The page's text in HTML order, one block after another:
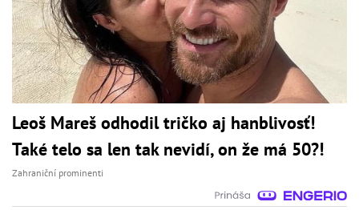
Leoš Mareš odhodil tričko aj hanblivosť!
Také telo sa len tak nevidí, on že má 50?!
Zahraniční prominenti